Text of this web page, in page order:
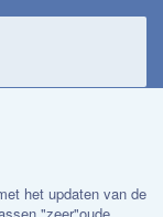
het updaten van de